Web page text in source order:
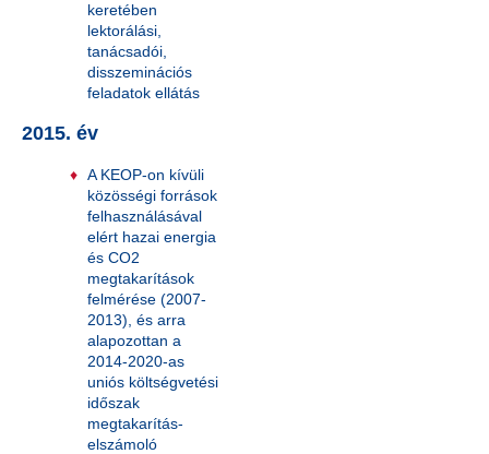
keretében
lektorálási,
tanácsadói,
disszeminációs
feladatok ellátás
2015. év
A KEOP-on kívüli
közösségi források
felhasználásával
elért hazai energia
és CO2
megtakarítások
felmérése (2007-
2013), és arra
alapozottan a
2014-2020-as
uniós költségvetési
időszak
megtakarítás-
elszámoló